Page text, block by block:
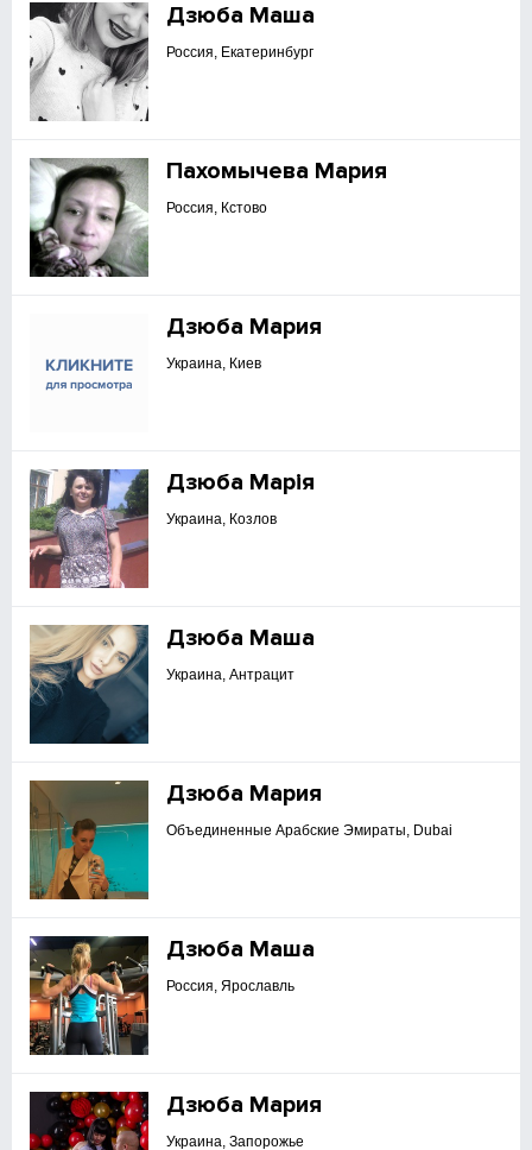
Дзюба Маша
Россия, Екатеринбург
Пахомычева Мария
Россия, Кстово
Дзюба Мария
Украина, Киев
Дзюба Марія
Украина, Козлов
Дзюба Маша
Украина, Антрацит
Дзюба Мария
Объединенные Арабские Эмираты, Dubai
Дзюба Маша
Россия, Ярославль
Дзюба Мария
Украина, Запорожье